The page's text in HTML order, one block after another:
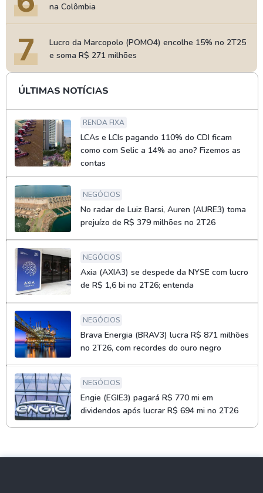
na Colômbia
7
Lucro da Marcopolo (POMO4) encolhe 15% no 2T25
e soma R$ 271 milhões
ÚLTIMAS NOTÍCIAS
RENDA FIXA
LCAs e LCIs pagando 110% do CDI ficam
como com Selic a 14% ao ano? Fizemos as
contas
NEGÓCIOS
No radar de Luiz Barsi, Auren (AURE3) toma
prejuízo de R$ 379 milhões no 2T26
NEGÓCIOS
Axia (AXIA3) se despede da NYSE com lucro
de R$ 1,6 bi no 2T26; entenda
NEGÓCIOS
Brava Energia (BRAV3) lucra R$ 871 milhões
no 2T26, com recordes do ouro negro
NEGÓCIOS
Engie (EGIE3) pagará R$ 770 mi em
dividendos após lucrar R$ 694 mi no 2T26